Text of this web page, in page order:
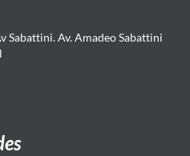
Sabattini. Av. Amadeo Sabattini